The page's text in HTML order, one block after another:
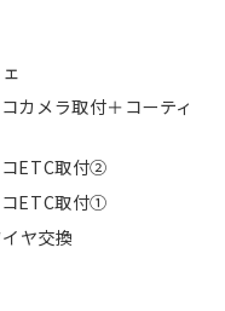
メラ取付＋コーティ
ETC取付②
ETC取付①
ヤ交換